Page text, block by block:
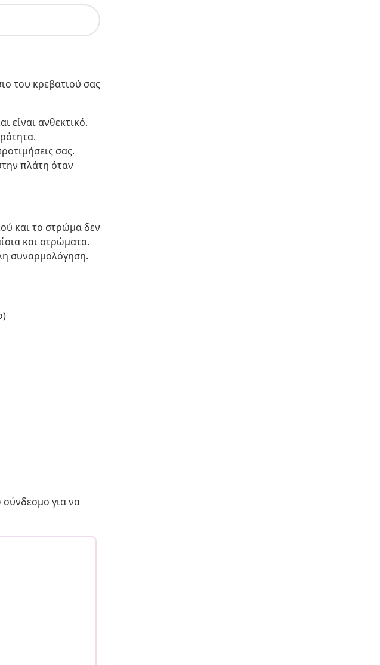
του κρεβατιού σας
είναι ανθεκτικό.
σας.
πλάτη όταν
και το στρώμα δεν
και στρώματα.
συναρμολόγηση.
για να